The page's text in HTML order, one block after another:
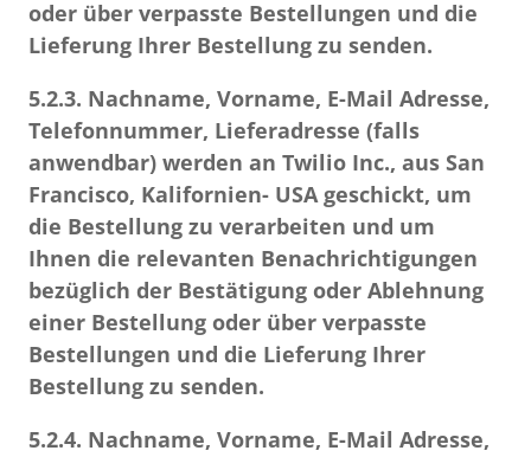
oder über verpasste Bestellungen und die
Lieferung Ihrer Bestellung zu senden.
5.2.3. Nachname, Vorname, E-Mail Adresse,
Telefonnummer, Lieferadresse (falls
anwendbar) werden an Twilio Inc., aus San
Francisco, Kalifornien- USA geschickt, um
die Bestellung zu verarbeiten und um
Ihnen die relevanten Benachrichtigungen
bezüglich der Bestätigung oder Ablehnung
einer Bestellung oder über verpasste
Bestellungen und die Lieferung Ihrer
Bestellung zu senden.
5.2.4. Nachname, Vorname, E-Mail Adresse,